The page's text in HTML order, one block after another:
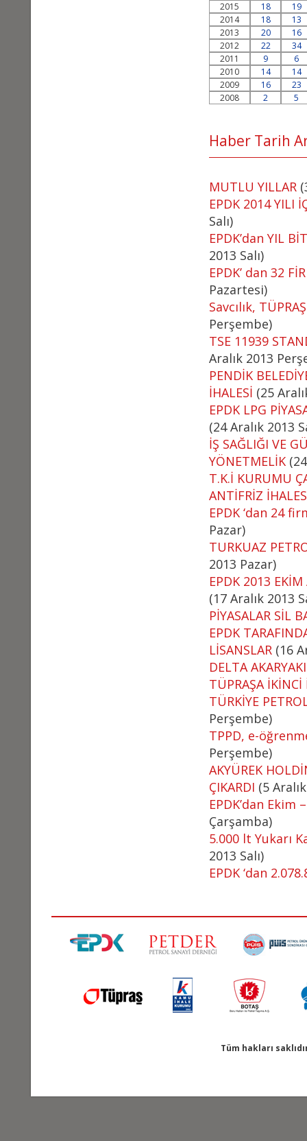
2015
18
19
2014
18
13
2013
20
16
2012
22
34
2011
9
6
2010
14
14
2009
16
23
2008
2 5
Haber Tarih
MUTLU YILLAR
EPDK 2014 YILI
Salı)
EPDK’dan YIL
2013 Salı)
EPDK’ dan 32
Pazartesi)
Savcılık,
Perşembe)
TSE 11939
Aralık 2013
PENDİK
İHALESİ (25
EPDK LPG
(24 Aralık 2013
İŞ SAĞLIĞI VE
YÖNETMELİK
T.K.İ KURUMU
ANTİFRİZ
EPDK ‘dan 24
Pazar)
TURKUAZ
2013 Pazar)
EPDK 2013
(17 Aralık 2013
PİYASALAR SİL
EPDK
LİSANSLAR (16
DELTA
TÜPRAŞA İKİNCİ
TÜRKİYE
Perşembe)
TPPD, e-
Perşembe)
AKYÜREK
ÇIKARDI (5
EPDK’dan Ekim
Çarşamba)
5.000 lt Yukarı
2013 Salı)
EPDK ‘dan
Tüm hakları